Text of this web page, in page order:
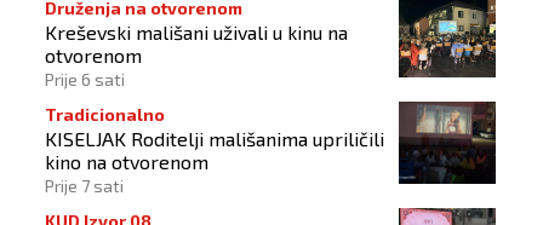
Druženja na otvorenom
Kreševski mališani uživali u kinu na
otvorenom
Prije 6 sati
Tradicionalno
KISELJAK Roditelji mališanima upriličili
kino na otvorenom
Prije 7 sati